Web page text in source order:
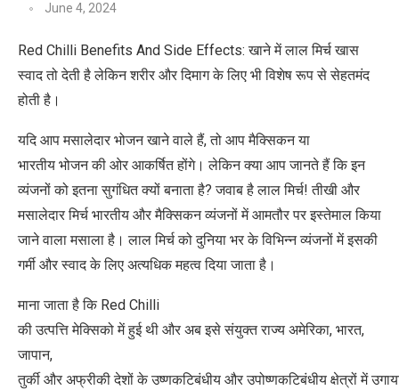
June 4, 2024
Red Chilli Benefits And Side Effects: खाने में लाल मिर्च खास
स्वाद तो देती है लेकिन शरीर और दिमाग के लिए भी विशेष रूप से सेहतमंद
होती है।
यदि आप मसालेदार भोजन खाने वाले हैं, तो आप मैक्सिकन या
भारतीय भोजन की ओर आकर्षित होंगे। लेकिन क्या आप जानते हैं कि इन
व्यंजनों को इतना सुगंधित क्यों बनाता है? जवाब है लाल मिर्च! तीखी और
मसालेदार मिर्च भारतीय और मैक्सिकन व्यंजनों में आमतौर पर इस्तेमाल किया
जाने वाला मसाला है। लाल मिर्च को दुनिया भर के विभिन्न व्यंजनों में इसकी
गर्मी और स्वाद के लिए अत्यधिक महत्व दिया जाता है।
माना जाता है कि Red Chilli
की उत्पत्ति मेक्सिको में हुई थी और अब इसे संयुक्त राज्य अमेरिका, भारत,
जापान,
तुर्की और अफ्रीकी देशों के उष्णकटिबंधीय और उपोष्णकटिबंधीय क्षेत्रों में